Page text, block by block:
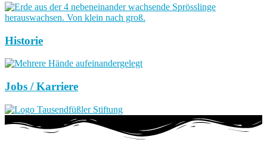
Historie
Jobs / Karriere